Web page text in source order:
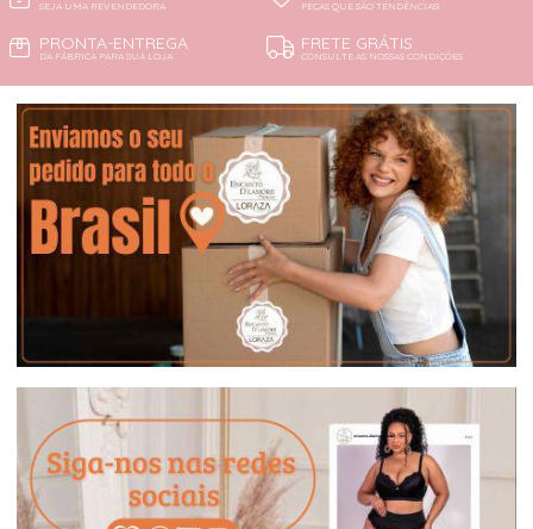
SEJA UMA REVENDEDORA PEÇAS QUE SÃO TENDÊNCIAS!
PRONTA-ENTREGA
DA FÁBRICA PARA SUA LOJA
FRETE GRÁTIS
CONSULTE AS NOSSAS CONDIÇÕES